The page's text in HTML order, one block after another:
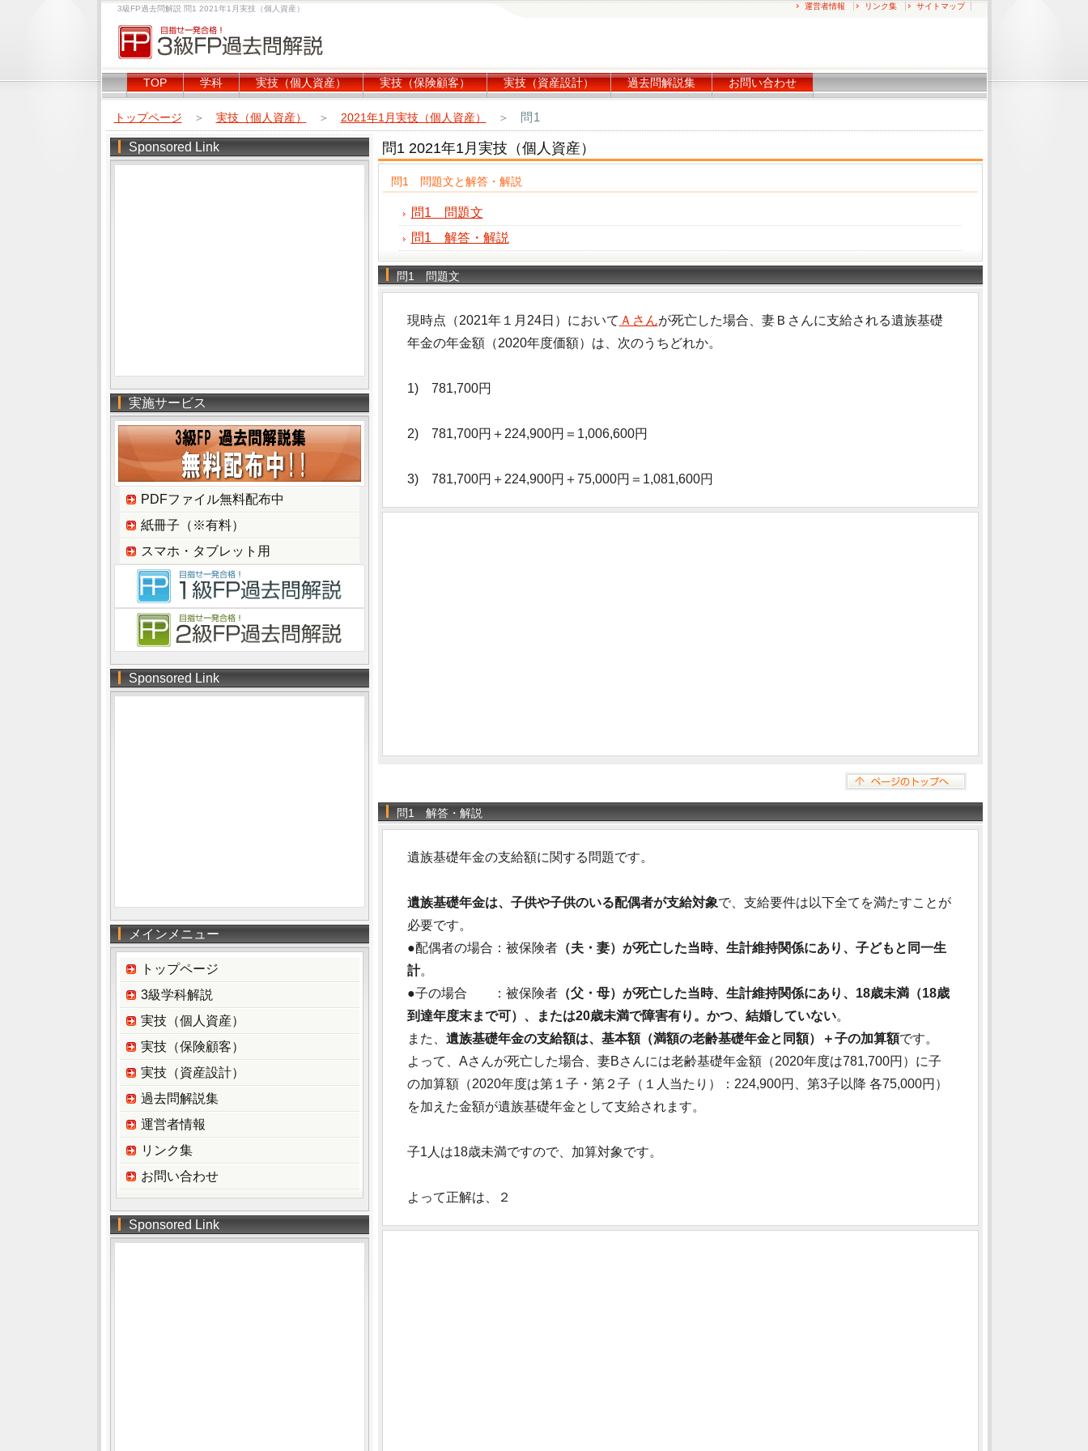
3級FP過去問解説 問1 2021年1月実技（個人資産） 運営者情報 リンク集 サイトマップ
TOP 学科 実技（個人資産） 実技（保険顧客） 実技（資産設計） 過去問解説集 お問い合わせ
トップページ ＞ 実技（個人資産） ＞ 2021年1月実技（個人資産） ＞ 問1
問1 2021年1月実技（個人資産）
問1 問題文と解答・解説
問1 問題文
問1 解答・解説
問1 問題文
現時点（2021年１月24日）において Ａさんが死亡した場合、妻Ｂさんに支給される遺族基礎
年金の年金額（2020年度価額）は、次のうちどれか。
1) 781,700円
2) 781,700円＋224,900円＝1,006,600円
3) 781,700円＋224,900円＋75,000円＝1,081,600円
問1 解答・解説
遺族基礎年金の支給額に関する問題です。
遺族基礎年金は、子供や子供のいる配偶者が支給対象で、支給要件は以下全てを満たすことが
必要です。
●配偶者の場合：被保険者（夫・妻）が死亡した当時、生計維持関係にあり、子どもと同一生
計。
●子の場合 ：被保険者（父・母）が死亡した当時、生計維持関係にあり、18歳未満（18歳
到達年度末まで可）、または20歳未満で障害有り。かつ、結婚していない。
また、 遺族基礎年金の支給額は、基本額（満額の老齢基礎年金と同額）＋子の加算額です。
よって、Aさんが死亡した場合、妻Bさんには老齢基礎年金額（2020年度は781,700円）に子
の加算額（2020年度は第１子・第２子（１人当たり）：224,900円、第3子以降 各75,000円）
を加えた金額が遺族基礎年金として支給されます。
子1人は18歳未満ですので、加算対象です。
よって正解は、２
Sponsored Link
実施サービス
PDFファイル無料配布中
紙冊子（※有料）
スマホ・タブレット用
Sponsored Link
メインメニュー
トップページ
3級学科解説
実技（個人資産）
実技（保険顧客）
実技（資産設計）
過去問解説集
運営者情報
リンク集
お問い合わせ
Sponsored Link